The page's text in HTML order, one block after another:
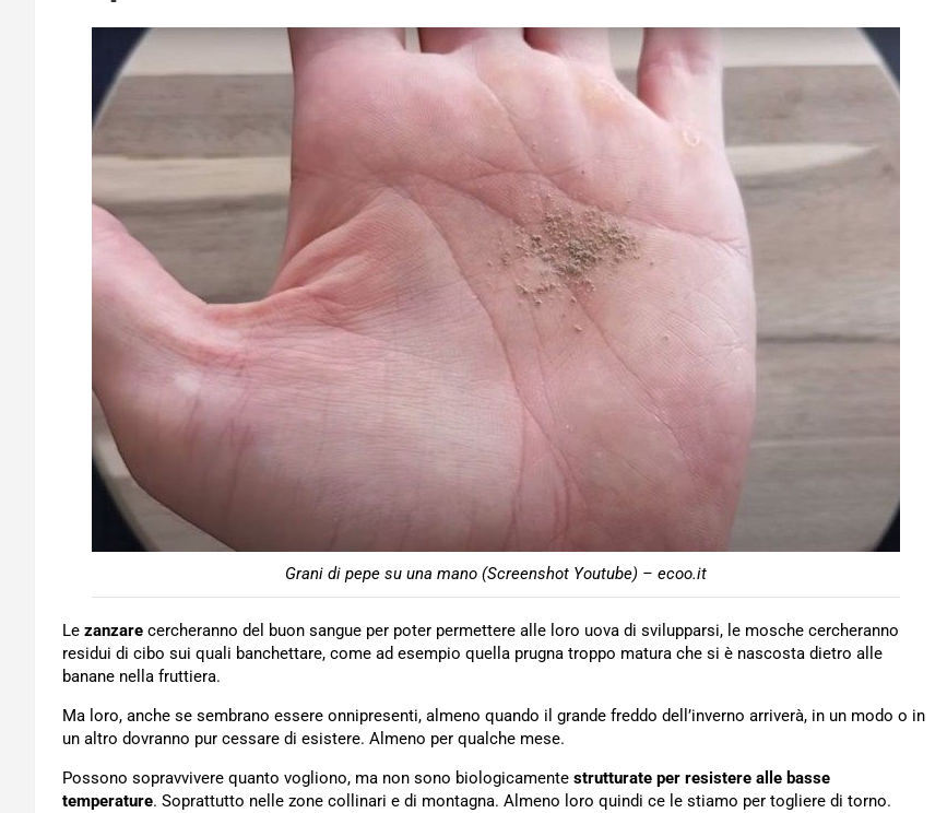
Grani di pepe su una mano (Screenshot Youtube) – ecoo.it
Le zanzare cercheranno del buon sangue per poter permettere alle loro uova di svilupparsi, le mosche cercheranno
residui di cibo sui quali banchettare, come ad esempio quella prugna troppo matura che si è nascosta dietro alle
banane nella fruttiera.
Ma loro, anche se sembrano essere onnipresenti, almeno quando il grande freddo dell’inverno arriverà, in un modo o in
un altro dovranno pur cessare di esistere. Almeno per qualche mese.
Possono sopravvivere quanto vogliono, ma non sono biologicamente strutturate per resistere alle basse
temperature. Soprattutto nelle zone collinari e di montagna. Almeno loro quindi ce le stiamo per togliere di torno.